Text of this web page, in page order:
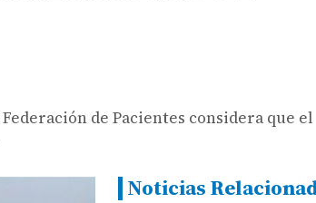
de Pacientes considera que el
Noticias